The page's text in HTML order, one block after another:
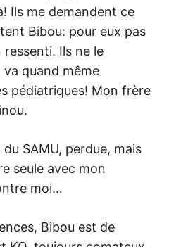
Ils me demandent ce
Bibou: pour eux pas
Ils ne le
quand même
pédiatriques! Mon frère
SAMU, perdue, mais
seule avec mon
moi…
Bibou est de